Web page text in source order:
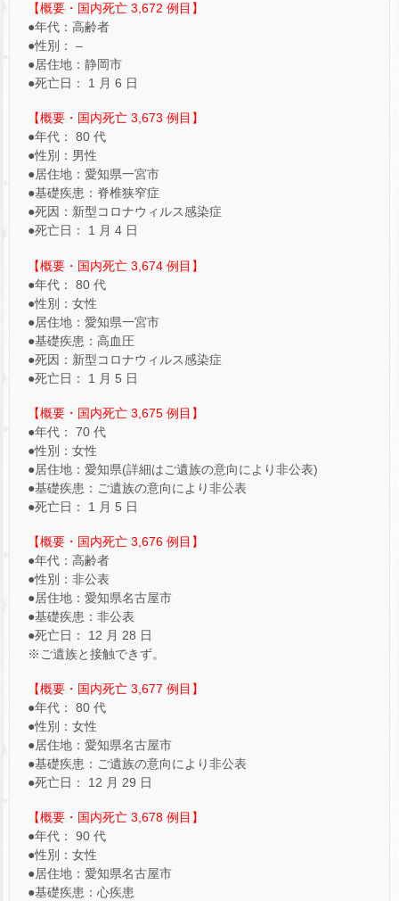
【概要・国内死亡 3,672 例目】
●年代：高齢者
●性別： –
●居住地：静岡市
●死亡日： 1 月 6 日
【概要・国内死亡 3,673 例目】
●年代： 80 代
●性別：男性
●居住地：愛知県一宮市
●基礎疾患：脊椎狭窄症
●死因：新型コロナウィルス感染症
●死亡日： 1 月 4 日
【概要・国内死亡 3,674 例目】
●年代： 80 代
●性別：女性
●居住地：愛知県一宮市
●基礎疾患：高血圧
●死因：新型コロナウィルス感染症
●死亡日： 1 月 5 日
【概要・国内死亡 3,675 例目】
●年代： 70 代
●性別：女性
●居住地：愛知県(詳細はご遺族の意向により非公表)
●基礎疾患：ご遺族の意向により非公表
●死亡日： 1 月 5 日
【概要・国内死亡 3,676 例目】
●年代：高齢者
●性別：非公表
●居住地：愛知県名古屋市
●基礎疾患：非公表
●死亡日： 12 月 28 日
※ご遺族と接触できず。
【概要・国内死亡 3,677 例目】
●年代： 80 代
●性別：女性
●居住地：愛知県名古屋市
●基礎疾患：ご遺族の意向により非公表
●死亡日： 12 月 29 日
【概要・国内死亡 3,678 例目】
●年代： 90 代
●性別：女性
●居住地：愛知県名古屋市
●基礎疾患：心疾患